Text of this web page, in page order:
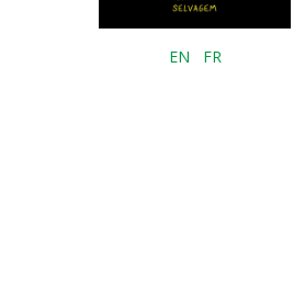
EN FR